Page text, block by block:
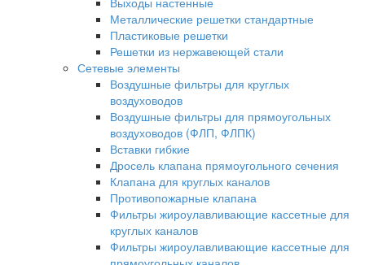
Металлические решетки стандартные
Пластиковые решетки
Решетки из нержавеющей стали
Сетевые элементы
Воздушные фильтры для круглых
воздуховодов
Воздушные фильтры для прямоугольных
воздуховодов (ФЛП, ФЛПК)
Вставки гибкие
Дросель клапана прямоугольного сечения
Клапана для круглых каналов
Противопожарные клапана
Фильтры жироулавливающие кассетные для
круглых каналов
Фильтры жироулавливающие кассетные для